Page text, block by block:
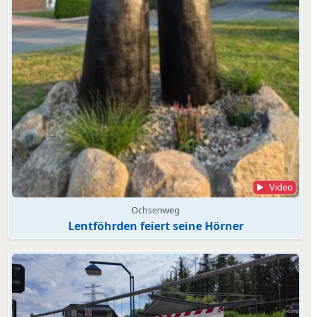
Video
Ochsenweg
Lentföhrden feiert seine Hörner